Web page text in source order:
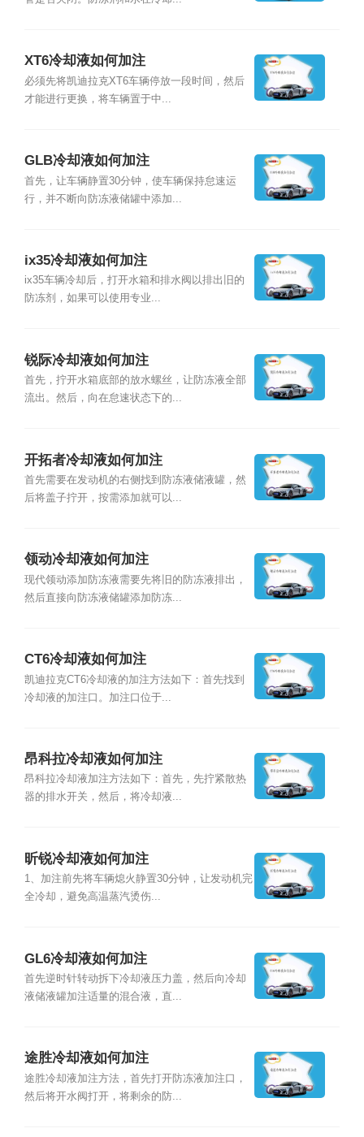
XT6冷却液如何加注
必须先将凯迪拉克XT6车辆停放一段时间，然后
才能进行更换，将车辆置于中...
GLB冷却液如何加注
首先，让车辆静置30分钟，使车辆保持怠速运
行，并不断向防冻液储罐中添加...
ix35冷却液如何加注
ix35车辆冷却后，打开水箱和排水阀以排出旧的
防冻剂，如果可以使用专业...
锐际冷却液如何加注
首先，拧开水箱底部的放水螺丝，让防冻液全部
流出。然后，向在怠速状态下的...
开拓者冷却液如何加注
首先需要在发动机的右侧找到防冻液储液罐，然
后将盖子拧开，按需添加就可以...
领动冷却液如何加注
现代领动添加防冻液需要先将旧的防冻液排出，
然后直接向防冻液储罐添加防冻...
CT6冷却液如何加注
凯迪拉克CT6冷却液的加注方法如下：首先找到
冷却液的加注口。加注口位于...
昂科拉冷却液如何加注
昂科拉冷却液加注方法如下：首先，先拧紧散热
器的排水开关，然后，将冷却液...
昕锐冷却液如何加注
1、加注前先将车辆熄火静置30分钟，让发动机完
全冷却，避免高温蒸汽烫伤...
GL6冷却液如何加注
首先逆时针转动拆下冷却液压力盖，然后向冷却
液储液罐加注适量的混合液，直...
途胜冷却液如何加注
途胜冷却液加注方法，首先打开防冻液加注口，
然后将开水阀打开，将剩余的防...